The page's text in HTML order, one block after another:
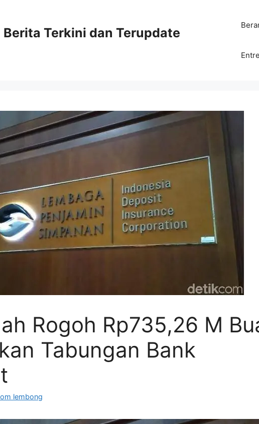
Terkini dan Terupdate
Rogoh Rp735,26 M
Tabungan Bank
lembong